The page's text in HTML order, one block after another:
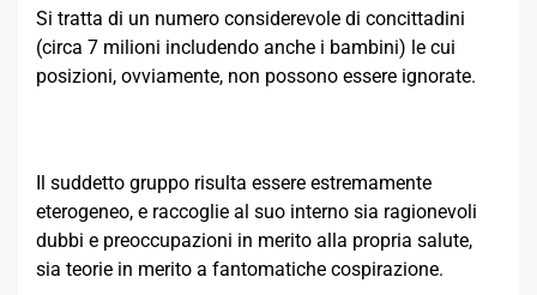
Si tratta di un numero considerevole di concittadini
(circa 7 milioni includendo anche i bambini) le cui
posizioni, ovviamente, non possono essere ignorate.
Il suddetto gruppo risulta essere estremamente
eterogeneo, e raccoglie al suo interno sia ragionevoli
dubbi e preoccupazioni in merito alla propria salute,
sia teorie in merito a fantomatiche cospirazione.